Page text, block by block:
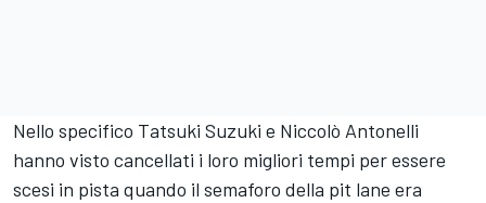
Nello specifico Tatsuki Suzuki e Niccolò Antonelli
hanno visto cancellati i loro migliori tempi per essere
scesi in pista quando il semaforo della pit lane era